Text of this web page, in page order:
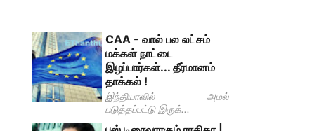
CAA - வால் பல லட்சம்
மக்கள் நாட்டை
இழப்பார்கள்... தீர்மானம்
தாக்கல் !
இந்தியாவில் அமல்
படுத்தப்பட்டு இருக்...